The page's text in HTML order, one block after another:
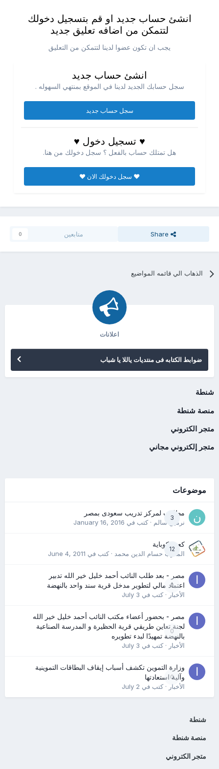
انشئ حساب جديد او قم بتسجيل دخولك
لتتمكن من اضافه تعليق جديد
يجب ان تكون عضوا لدينا لتتمكن من التعليق
انشئ حساب جديد
سجل حسابك الجديد لدينا في الموقع بمنتهي السهوله .
سجل حساب جديد
♥ تسجيل دخول ♥
هل تمتلك حساب بالفعل ؟ سجل دخولك من هنا.
♥ سجل دخولك الان ♥
Share متابعين 0
الذهاب الي قائمه المواضيع
اعلانات
ضوابط الكتابه فى منتديات ياللا يا شباب
شنطة
منصة شنطة
متجر الكتروني
متجر إلكتروني مجاني
موضوعات
3
مطلوب لمركز تدريب سعودى بمصر
نرمين سالم· كتب في January 16, 2016
12
كعب كوباية
المدرب حسام الدين محمد· كتب في June 4, 2011
0
مصر - بعد طلب النائب أحمد خليل خير الله تدبير
اعتماد مالي لتطوير مدخل قرية سند واحد بالنهضة
الأخبار· كتب في July 3
0
مصر - بحضور أعضاء مكتب النائب أحمد خليل خير الله
لجنة تعاين طريقي قرية الحظيرة و المدرسة الصناعية
بالنهضة تمهيدًا لبدء تطويره
الأخبار· كتب في July 3
0
وزارة التموين تكشف أسباب إيقاف البطاقات التموينية
وآلية استعادتها
الأخبار· كتب في July 2
شنطة
منصة شنطة
متجر الكتروني